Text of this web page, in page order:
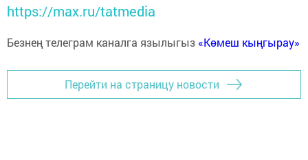
https://max.ru/tatmedia
Безнең телеграм каналга язылыгыз «Көмеш кыңгырау»
Перейти на страницу новости